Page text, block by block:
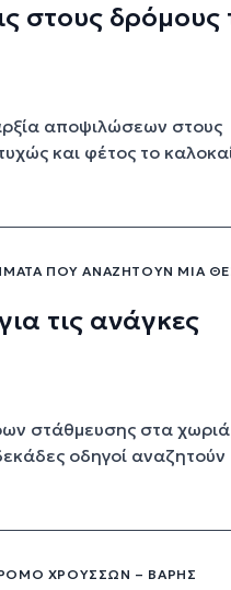
στους δρόμους
αποψιλώσεων στους
και φέτος το
ΠΟΥ ΑΝΑΖΗΤΟΎΝ ΜΊΑ
τις ανάγκες
στάθμευσης στα χωριά
οδηγοί αναζητούν
ΧΡΟΎΣΣΩΝ – ΒΆΡΗΣ